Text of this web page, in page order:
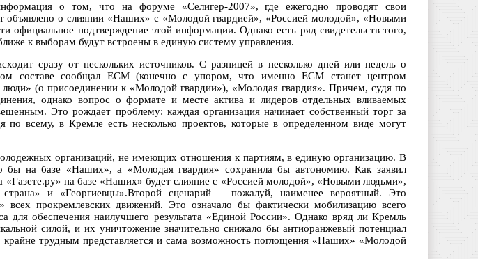
о том, что на форуме «Селигер-2007», где ежегодно проводят свои
объявлено о слиянии «Наших» с «Молодой гвардией», «Россией молодой», «Новыми
подтверждение этой информации. Однако есть ряд свидетельств того,
к выборам будут встроены в единую систему управления.
сразу от нескольких источников. С разницей в несколько дней или недель о
составе сообщал ЕСМ (конечно с упором, что именно ЕСМ станет центром
(о присоединении к «Молодой гвардии»), «Молодая гвардия». Причем, судя по
однако вопрос о формате и месте актива и лидеров отдельных вливаемых
Это рождает проблему: каждая организация начинает собственный торг за
по всему, в Кремле есть несколько проектов, которые в определенном виде могут
организаций, не имеющих отношения к партиям, в единую организацию. В
бы на базе «Наших», а «Молодая гвардия» сохранила бы автономию. Как заявил
«Газете.ру» на базе «Наших» будет слияние с «Россией молодой», «Новыми людьми»,
и «Георгиевцы».Второй сценарий – пожалуй, наименее вероятный. Это
всех прокремлевских движений. Это означало бы фактически мобилизацию всего
для обеспечения наилучшего результата «Единой России». Однако вряд ли Кремль
силой, и их уничтожение значительно снижало бы антиоранжевый потенциал
трудным представляется и сама возможность поглощения «Наших» «Молодой